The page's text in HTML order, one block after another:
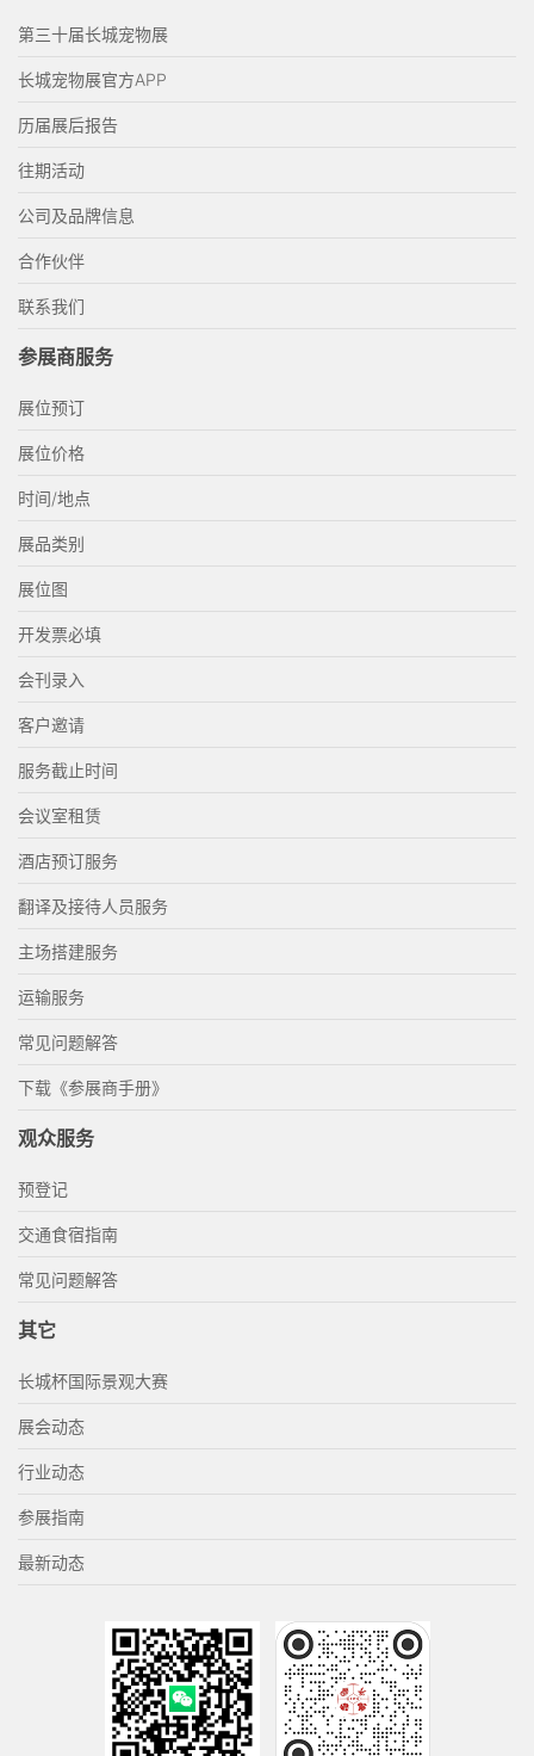
第三十届长城宠物展
长城宠物展官方APP
历届展后报告
往期活动
公司及品牌信息
合作伙伴
联系我们
参展商服务
展位预订
展位价格
时间/地点
展品类别
展位图
开发票必填
会刊录入
客户邀请
服务截止时间
会议室租赁
酒店预订服务
翻译及接待人员服务
主场搭建服务
运输服务
常见问题解答
下载《参展商手册》
观众服务
预登记
交通食宿指南
常见问题解答
其它
长城杯国际景观大赛
展会动态
行业动态
参展指南
最新动态